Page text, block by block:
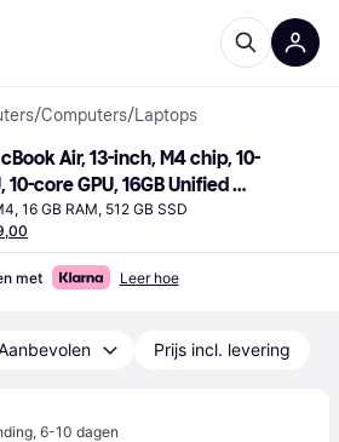
/Computers/Laptops
Air, 13-inch, M4 chip, 10-
10-core GPU, 16GB Unified
SSD Storage Sky Blue
16 GB RAM, 512 GB SSD
met Leer hoe
Prijs incl. levering
, 6-10 dagen